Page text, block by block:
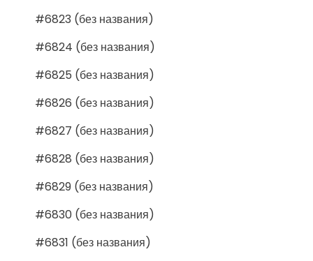
#6823 (без названия)
#6824 (без названия)
#6825 (без названия)
#6826 (без названия)
#6827 (без названия)
#6828 (без названия)
#6829 (без названия)
#6830 (без названия)
#6831 (без названия)